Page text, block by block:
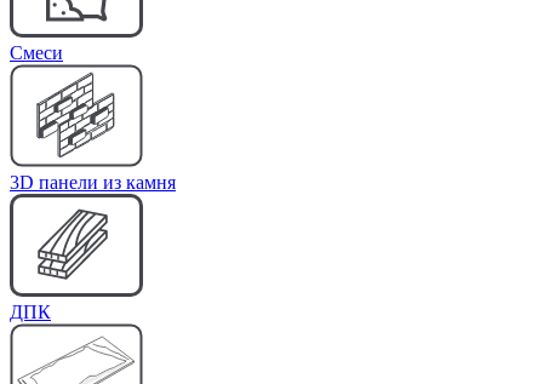
Cмеси
3D панели из камня
ДПК